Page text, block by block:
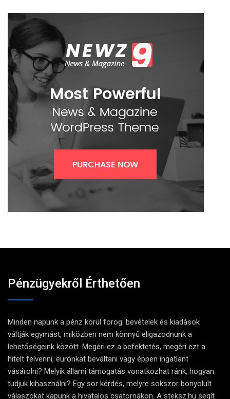
Pénzügyekről Érthetően
Minden napunk a pénz körül forog: bevételek és kiadások
váltják egymást, miközben nem könnyű eligazodnunk a
lehetőségeink között. Megéri ez a befektetés, megéri ezt a
hitelt felvenni, eurónkat beváltani vagy éppen ingatlant
vásárolni? Melyik állami támogatás vonatkozhat ránk, hogyan
tudjuk kihasználni? Egy sor kérdés, melyre sokszor bonyolult
válaszokat kapunk a hivatalos csatornákon. A steksz.hu segít